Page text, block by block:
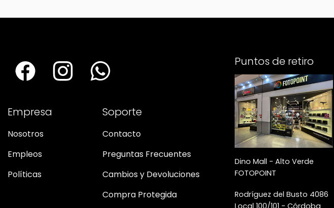
Empresa
Nosotros
Empleos
Políticas
Soporte
Contacto
Preguntas Frecuentes
Cambios y Devoluciones
Compra Protegida
Puntos de retiro
Dino Mall - Alto Verde
FOTOPOINT
Rodríguez del Busto 4086